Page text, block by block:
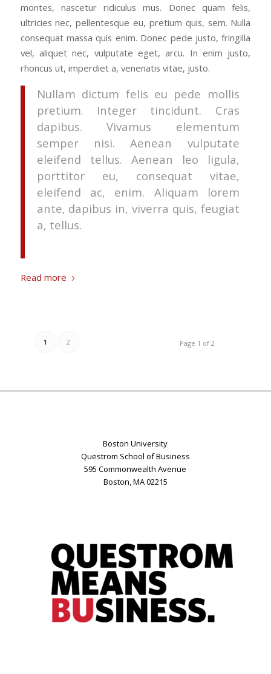
montes, nascetur ridiculus mus. Donec quam felis,
ultricies nec, pellentesque eu, pretium quis, sem. Nulla
consequat massa quis enim. Donec pede justo, fringilla
vel, aliquet nec, vulputate eget, arcu. In enim justo,
rhoncus ut, imperdiet a, venenatis vitae, justo.
Nullam dictum felis eu pede mollis
pretium. Integer tincidunt. Cras
dapibus. Vivamus elementum
semper nisi. Aenean vulputate
eleifend tellus. Aenean leo ligula,
porttitor eu, consequat vitae,
eleifend ac, enim. Aliquam lorem
ante, dapibus in, viverra quis, feugiat
a, tellus.
Read more
Page 1 of 2
1 2
Boston University
Questrom School of Business
595 Commonwealth Avenue
Boston, MA 02215